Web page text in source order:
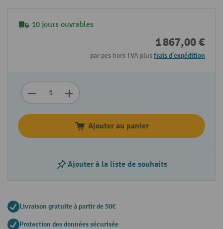
10 jours ouvrables
1 867,00 €
par pcs hors TVA plusfrais d'expédition
Ajouter au panier
Ajouter à la liste de souhaits
Livraison gratuite à partir de 50€
Protection des données sécurisée